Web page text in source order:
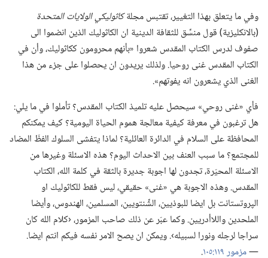
وفي ما يتعلق بهذا التغيير،‏ تقتبس مجلةكاثوليكي الولايات المتحدة
‏(‏بالانكليزية)‏ قول منسِّق للثقافة الدينية ان الكاثوليك الذين انضموا الى
صفوف لدرس الكتاب المقدس شعروا «بأنهم محرومون ككاثوليك،‏ وأن في
الكتاب المقدس غنى روحيا.‏ ولذلك يريدون ان يحصلوا على جزء من هذا
الغنى الذي يشعرون انه يفوتهم».‏
فأي «غنى روحي» سيحصل عليه تلميذ الكتاب المقدس؟‏ تأملوا في ما يلي:‏
هل ترغبون في معرفة كيفية معالجة هموم الحياة اليومية؟‏ كيف يمكنكم
المحافظة على السلام في الدائرة العائلية؟‏ لماذا يتفشى السلوك الفظّ المضاد
للمجتمع؟‏ ما سبب العنف بين الاحداث اليوم؟‏ هذه الاسئلة وغيرها من
الاسئلة المحيّرة،‏ تجدون لها اجوبة جديرة بالثقة في كلمة الله،‏ الكتاب
المقدس.‏ وهذه الاجوبة هي «غنى» حقيقي،‏ ليس فقط للكاثوليك او
الپروتستانت بل ايضا للبوذيين،‏ الشِّنتويين،‏ المسلمين،‏ الهندوس،‏ وأيضا
الملحدين واللاأدريين.‏ وكما عبّر عن ذلك صاحب المزمور،‏ ‹كلام الله كان
سراجا لرجله ونورا لسبيله›.‏ ويمكن ان يصح الامر نفسه فيكم انتم ايضا.‏
—‏مزمور ١١٩:‏١٠٥ ‏.‏